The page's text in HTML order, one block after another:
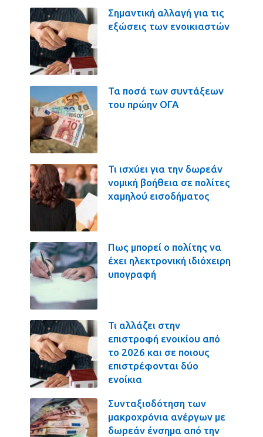
Σημαντική αλλαγή για τις
εξώσεις των ενοικιαστών
Τα ποσά των συντάξεων
του πρώην ΟΓΑ
Τι ισχύει για την δωρεάν
νομική βοήθεια σε πολίτες
χαμηλού εισοδήματος
Πως μπορεί ο πολίτης να
έχει ηλεκτρονική ιδιόχειρη
υπογραφή
Τι αλλάζει στην
επιστροφή ενοικίου από
το 2026 και σε ποιους
επιστρέφονται δύο
ενοίκια
Συνταξιοδότηση των
μακροχρόνια ανέργων με
δωρεάν ένσημα από την